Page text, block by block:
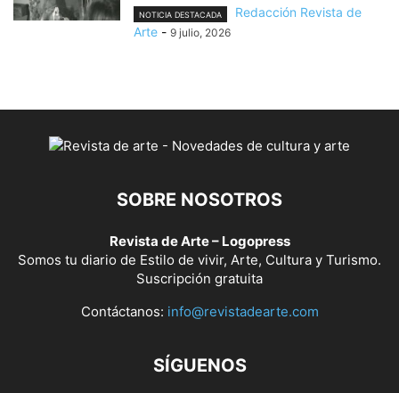
NOTICIA DESTACADA
Redacción Revista de
Arte - 9 julio, 2026
SOBRE NOSOTROS
Revista de Arte – Logopress
Somos tu diario de Estilo de vivir, Arte, Cultura y Turismo.
Suscripción gratuita
Contáctanos: info@revistadearte.com
SÍGUENOS